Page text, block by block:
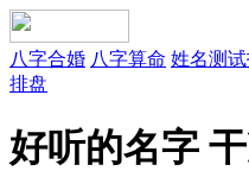
八字合婚 八字算命 姓名测
排盘
好听的名字